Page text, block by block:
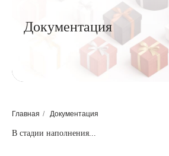
Документация
Главная / Документация
В стадии наполнения...